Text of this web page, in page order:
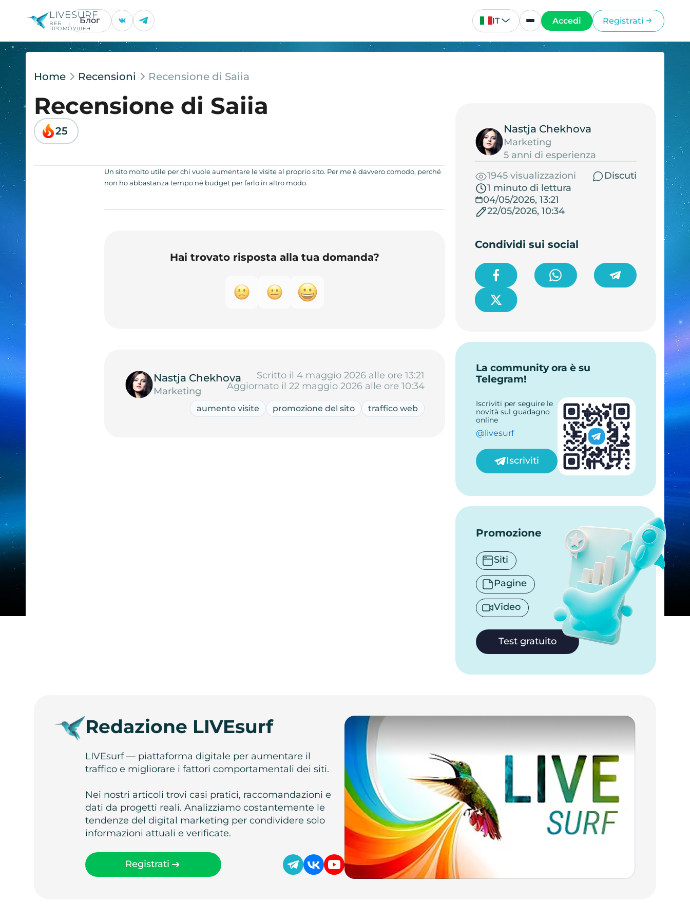
LIVESURF
ВЕБ
ПРОМОУШЕН
Блог IT Accedi Registrati
Home Recensioni Recensione di Saiia
Recensione di Saiia
25
Un sito molto utile per chi vuole aumentare le visite al proprio sito. Per me è davvero comodo, perché
non ho abbastanza tempo né budget per farlo in altro modo.
Hai trovato risposta alla tua domanda?
Nastja Chekhova
Marketing
Scritto il 4 maggio 2026 alle ore 13:21
Aggiornato il 22 maggio 2026 alle ore 10:34
aumento visite promozione del sito traffico web
Nastja Chekhova
Marketing
5 anni di esperienza
1945 visualizzazioni
Discuti
1 minuto di lettura
04/05/2026, 13:21
22/05/2026, 10:34
Condividi sui social
La community ora è su
Telegram!
Iscriviti per seguire le
novità sul guadagno
online
@livesurf
Iscriviti
Promozione
Siti
Pagine
Video
Test gratuito
Redazione LIVEsurf
LIVEsurf — piattaforma digitale per aumentare il
traffico e migliorare i fattori comportamentali dei siti.
Nei nostri articoli trovi casi pratici, raccomandazioni e
dati da progetti reali. Analizziamo costantemente le
tendenze del digital marketing per condividere solo
informazioni attuali e verificate.
Registrati